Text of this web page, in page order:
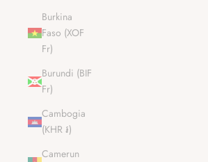
Burkina
Faso (XOF
Fr)
Burundi (BIF
Fr)
Cambogia
(KHR ៛)
Camerun